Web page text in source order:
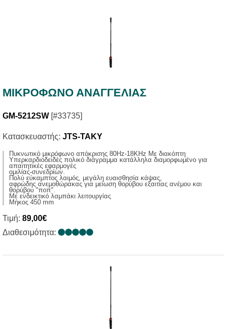
ΜΙΚΡΟΦΩΝΟ ΑΝΑΓΓΕΛΙΑΣ
GM-5212SW [#33735]
Κατασκευαστής: JTS-TAKY
Πυκνωτικό μικρόφωνο απόκρισης 80Ηz-18KHz Με διακόπτη
Υπερκαρδιοδειδές πολικό διάγραμμα κατάλληλα διαμορφωμένο για
απαιτητικές εφαρμογές
ομιλίας-συνεδρίων.
Πολύ εύκαμπτος λαιμός, μεγάλη ευαισθησία κάψας,
αφρώδης ανεμοθώρακας για μείωση θορύβου εξαιτίας ανέμου και
θορύβου "ποπ".
Με ενδεικτικό λαμπάκι λειτουργίας
Μήκος 450 mm
Τιμή: 89,00€
Διαθεσιμότητα: